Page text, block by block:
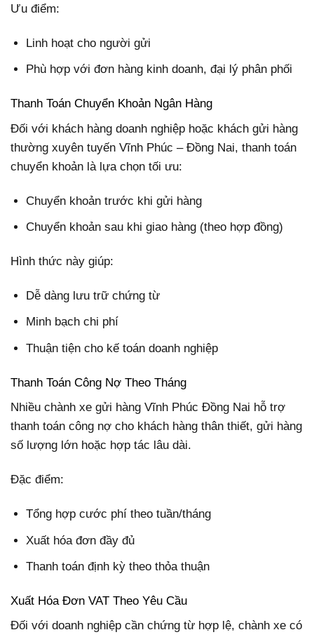
Ưu điểm:
Linh hoạt cho người gửi
Phù hợp với đơn hàng kinh doanh, đại lý phân phối
Thanh Toán Chuyển Khoản Ngân Hàng
Đối với khách hàng doanh nghiệp hoặc khách gửi hàng
thường xuyên tuyến Vĩnh Phúc – Đồng Nai, thanh toán
chuyển khoản là lựa chọn tối ưu:
Chuyển khoản trước khi gửi hàng
Chuyển khoản sau khi giao hàng (theo hợp đồng)
Hình thức này giúp:
Dễ dàng lưu trữ chứng từ
Minh bạch chi phí
Thuận tiện cho kế toán doanh nghiệp
Thanh Toán Công Nợ Theo Tháng
Nhiều chành xe gửi hàng Vĩnh Phúc Đồng Nai hỗ trợ
thanh toán công nợ cho khách hàng thân thiết, gửi hàng
số lượng lớn hoặc hợp tác lâu dài.
Đặc điểm:
Tổng hợp cước phí theo tuần/tháng
Xuất hóa đơn đầy đủ
Thanh toán định kỳ theo thỏa thuận
Xuất Hóa Đơn VAT Theo Yêu Cầu
Đối với doanh nghiệp cần chứng từ hợp lệ, chành xe có